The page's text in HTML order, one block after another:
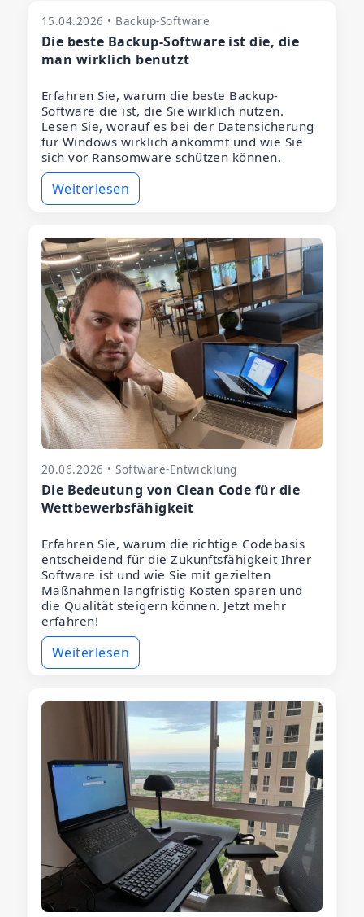
15.04.2026 • Backup-Software
Die beste Backup-Software ist die, die
man wirklich benutzt
Erfahren Sie, warum die beste Backup-
Software die ist, die Sie wirklich nutzen.
Lesen Sie, worauf es bei der Datensicherung
für Windows wirklich ankommt und wie Sie
sich vor Ransomware schützen können.
Weiterlesen
20.06.2026 • Software-Entwicklung
Die Bedeutung von Clean Code für die
Wettbewerbsfähigkeit
Erfahren Sie, warum die richtige Codebasis
entscheidend für die Zukunftsfähigkeit Ihrer
Software ist und wie Sie mit gezielten
Maßnahmen langfristig Kosten sparen und
die Qualität steigern können. Jetzt mehr
erfahren!
Weiterlesen